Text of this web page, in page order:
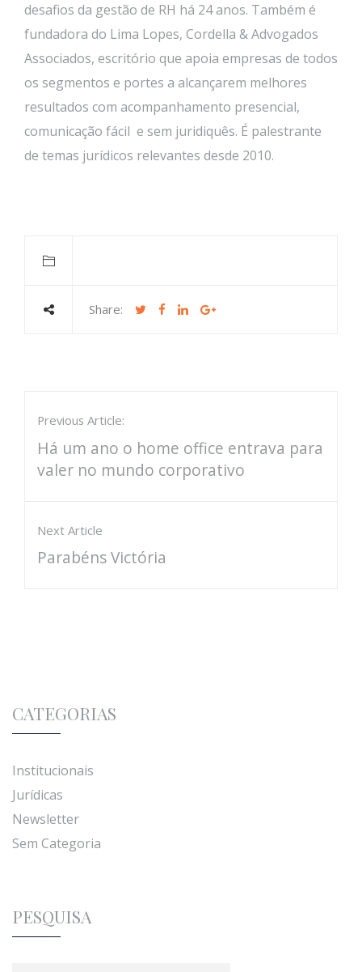
desafios da gestão de RH há 24 anos. Também é
fundadora do Lima Lopes, Cordella & Advogados
Associados, escritório que apoia empresas de todos
os segmentos e portes a alcançarem melhores
resultados com acompanhamento presencial,
comunicação fácil e sem juridiquês. É palestrante
de temas jurídicos relevantes desde 2010.
Share:
Previous Article:
Há um ano o home office entrava para
valer no mundo corporativo
Next Article
Parabéns Victória
CATEGORIAS
Institucionais
Jurídicas
Newsletter
Sem Categoria
PESQUISA